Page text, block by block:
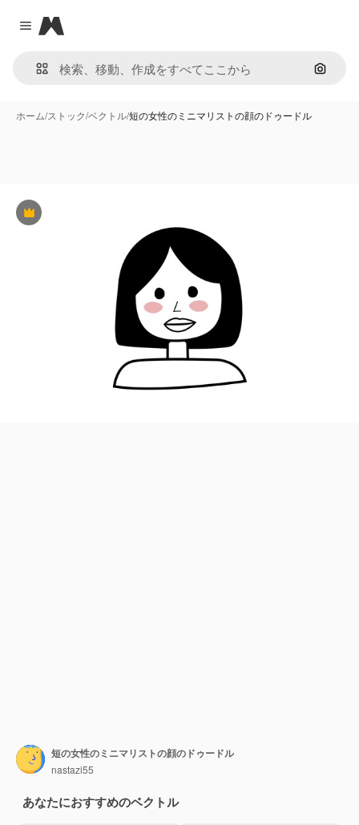
Close menu
Magnific
画像で
ホーム/ストック/ベクトル/短の女性のミニマリストの顔のドゥードル
Premium
短の女性のミニマリストの顔のドゥードル
nastazi55
あなたにおすすめのベクトル